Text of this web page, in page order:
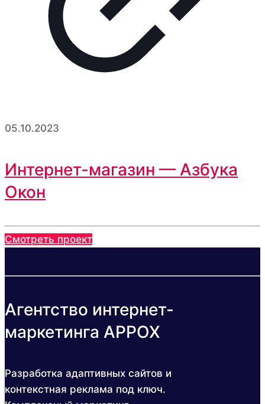
05.10.2023
Интернет-магазин — Азбука
Окон
Смотреть проект
Агентство интернет-
маркетинга APPOX
Разработка адаптивных сайтов и
контекстная реклама под ключ.